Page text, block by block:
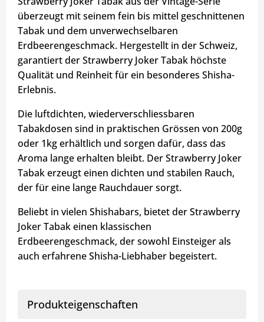
überzeugt mit seinem fein bis mittel geschnittenen
Tabak und dem unverwechselbaren
Erdbeerengeschmack. Hergestellt in der Schweiz,
garantiert der Strawberry Joker Tabak höchste
Qualität und Reinheit für ein besonderes Shisha-
Erlebnis.
Die luftdichten, wiederverschliessbaren
Tabakdosen sind in praktischen Grössen von 200g
oder 1kg erhältlich und sorgen dafür, dass das
Aroma lange erhalten bleibt. Der Strawberry Joker
Tabak erzeugt einen dichten und stabilen Rauch,
der für eine lange Rauchdauer sorgt.
Beliebt in vielen Shishabars, bietet der Strawberry
Joker Tabak einen klassischen
Erdbeerengeschmack, der sowohl Einsteiger als
auch erfahrene Shisha-Liebhaber begeistert.
Produkteigenschaften